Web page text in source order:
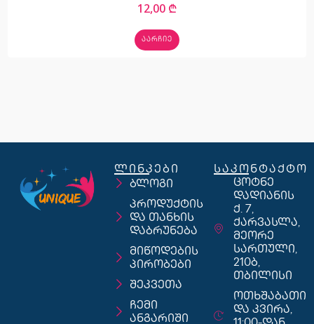
12,00 ₾
ᲐᲐᲠᲩᲘᲔ
ლინკები
ბლოგი
პროდუქტის
და თანხის
დაბრუნება
მიწოდების
პირობები
შეკვეთა
ჩემი
ანგარიში
საკონტაქტო
ცოტნე
დადიანის
ქ. 7,
ქარვასლა,
მეორე
სართული,
210ბ,
თბილისი
ოთხშაბათი
და კვირა,